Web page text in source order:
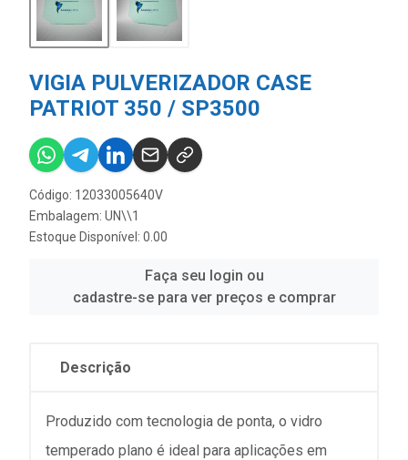
VIGIA PULVERIZADOR CASE
PATRIOT 350 / SP3500
Código: 12033005640V
Embalagem: UN\\1
Estoque Disponível: 0.00
Faça seu login ou
cadastre-se para ver preços e comprar
Descrição
Produzido com tecnologia de ponta, o vidro
temperado plano é ideal para aplicações em